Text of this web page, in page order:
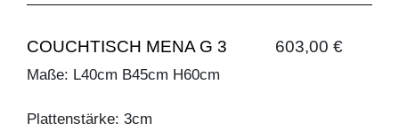
COUCHTISCH MENA G 3 603,00 €
Maße: L40cm B45cm H60cm
Plattenstärke: 3cm